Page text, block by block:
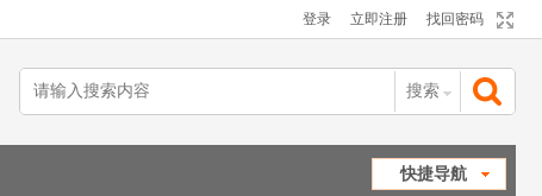
登录 立即注册 找回密码
搜索
快捷导航